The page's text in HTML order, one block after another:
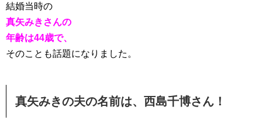
結婚当時の
真矢みきさんの
年齢は44歳で、
そのことも話題になりました。
真矢みきの夫の名前は、西島千博さん！